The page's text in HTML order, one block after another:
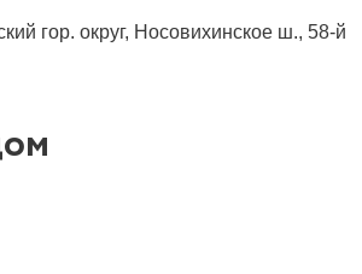
гор. округ, Носовихинское ш., 58-й